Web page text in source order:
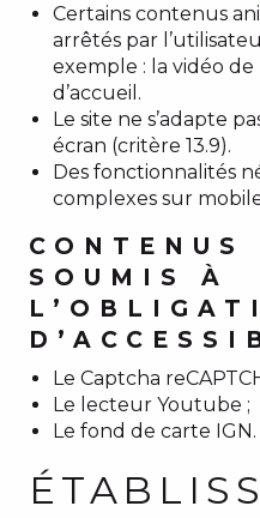
Certains contenus
arrêtés par
exemple : la vidéo
d’accueil.
Le site ne s’adapte
écran (critère 13.9).
Des fonctionnalités
complexes sur
CONTENUS
SOUMIS À
Le Captcha
Le lecteur Youtube ;
Le fond de carte IGN.